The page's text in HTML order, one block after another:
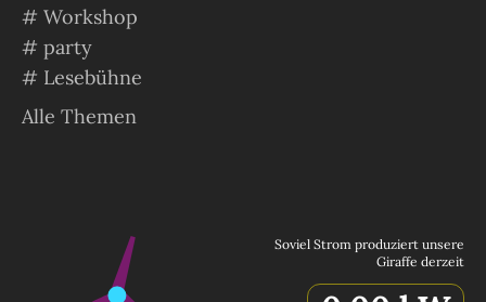
# Workshop
# party
# Lesebühne
Alle Themen
Soviel Strom produziert unsere
Giraffe derzeit